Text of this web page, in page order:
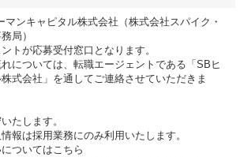
マンキャピタル株式会社（株式会社スパイク・
局）
トが応募受付窓口となります。
については、転職エージェントである「SBヒ
式会社」を通してご連絡させていただきま
たします。
報は採用業務にのみ利用いたします。
ついてはこちら